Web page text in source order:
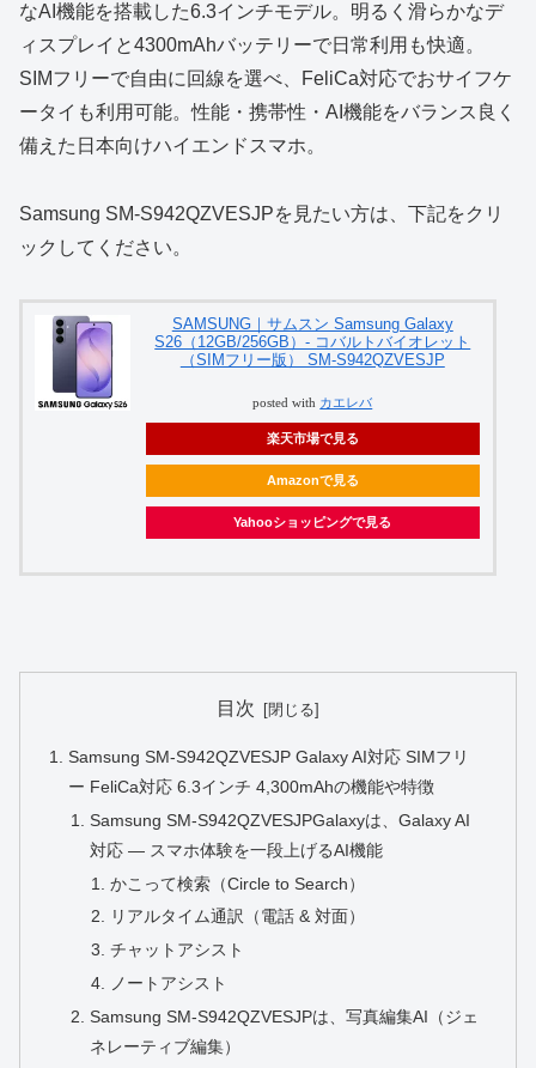
なAI機能を搭載した6.3インチモデル。明るく滑らかなデ
ィスプレイと4300mAhバッテリーで日常利用も快適。
SIMフリーで自由に回線を選べ、FeliCa対応でおサイフケ
ータイも利用可能。性能・携帯性・AI機能をバランス良く
備えた日本向けハイエンドスマホ。
Samsung SM-S942QZVESJPを見たい方は、下記をクリ
ックしてください。
SAMSUNG｜サムスン Samsung Galaxy
S26（12GB/256GB）- コバルトバイオレット
（SIMフリー版） SM-S942QZVESJP
posted with カエレバ
楽天市場で見る
Amazonで見る
Yahooショッピングで見る
目次
Samsung SM-S942QZVESJP Galaxy AI対応 SIMフリ
ー FeliCa対応 6.3インチ 4,300mAhの機能や特徴
Samsung SM-S942QZVESJPGalaxyは、Galaxy AI
対応 ― スマホ体験を一段上げるAI機能
かこって検索（Circle to Search）
リアルタイム通訳（電話 & 対面）
チャットアシスト
ノートアシスト
Samsung SM-S942QZVESJPは、写真編集AI（ジェ
ネレーティブ編集）